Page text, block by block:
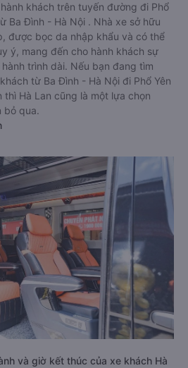
khách trên tuyến đường đi Phổ
Ba Đình - Hà Nội . Nhà xe sở hữu
được bọc da nhập khẩu và có thể
ý, mang đến cho hành khách sự
trình dài. Nếu bạn đang tìm
từ Ba Đình - Hà Nội đi Phổ Yên
thì Hà Lan cũng là một lựa chọn
bỏ qua.
và giờ kết thúc của xe khách Hà